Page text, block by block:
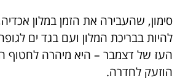
סימון, שהעבירה את הזמן במלון
להיות בבריכת המלון ועם בגד ים
העז של דצמבר – היא מיהרה לחטוף
הוזעק לחדרה.